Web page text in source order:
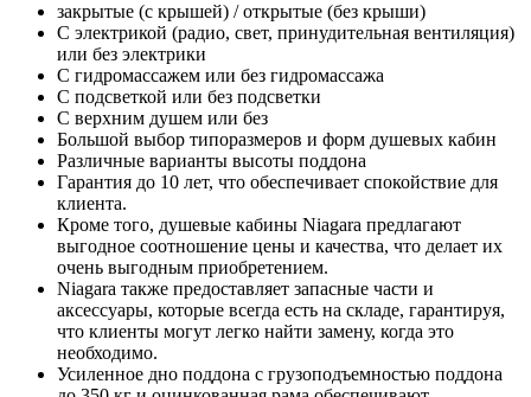
закрытые (с крышей) / открытые (без крыши)
С электрикой (радио, свет, принудительная вентиляция)
или без электрики
С гидромассажем или без гидромассажа
С подсветкой или без подсветки
С верхним душем или без
Большой выбор типоразмеров и форм душевых кабин
Различные варианты высоты поддона
Гарантия до 10 лет, что обеспечивает спокойствие для
клиента.
Кроме того, душевые кабины Niagara предлагают
выгодное соотношение цены и качества, что делает их
очень выгодным приобретением.
Niagara также предоставляет запасные части и
аксессуары, которые всегда есть на складе, гарантируя,
что клиенты могут легко найти замену, когда это
необходимо.
Усиленное дно поддона с грузоподъемностью поддона